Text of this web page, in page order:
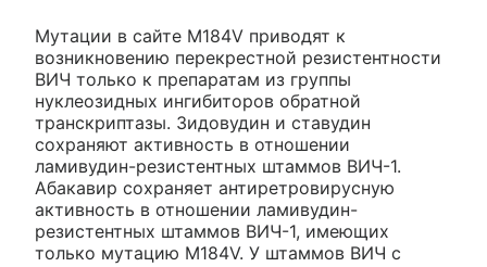
Мутации в сайте M184V приводят к
возникновению перекрестной резистентности
ВИЧ только к препаратам из группы
нуклеозидных ингибиторов обратной
транскриптазы. Зидовудин и ставудин
сохраняют активность в отношении
ламивудин-резистентных штаммов ВИЧ-1.
Абакавир сохраняет антиретровирусную
активность в отношении ламивудин-
резистентных штаммов ВИЧ-1, имеющих
только мутацию M184V. У штаммов ВИЧ с